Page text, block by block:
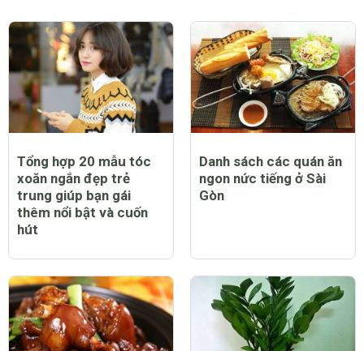
Tổng hợp 20 mẫu tóc
xoăn ngắn đẹp trẻ
trung giúp bạn gái
thêm nổi bật và cuốn
hút
Danh sách các quán ăn
ngon nức tiếng ở Sài
Gòn